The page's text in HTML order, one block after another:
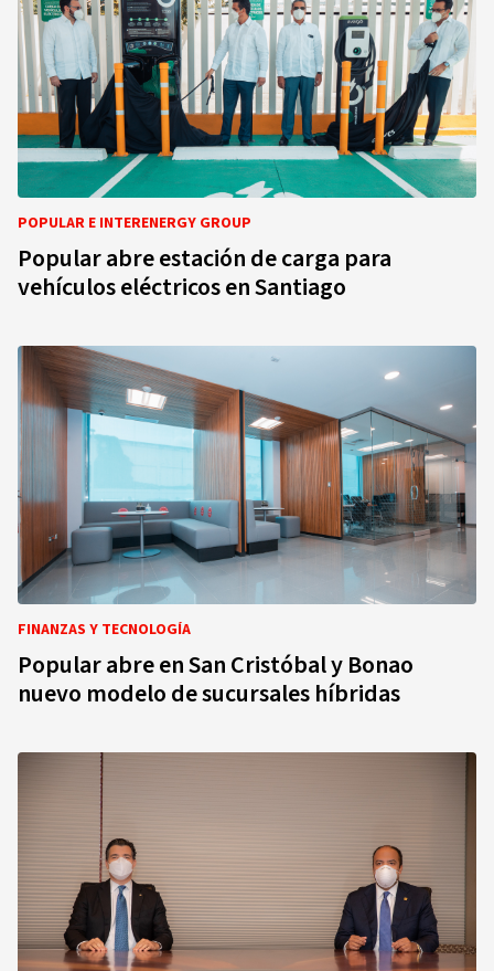
POPULAR E INTERENERGY GROUP
Popular abre estación de carga para
vehículos eléctricos en Santiago
FINANZAS Y TECNOLOGÍA
Popular abre en San Cristóbal y Bonao
nuevo modelo de sucursales híbridas